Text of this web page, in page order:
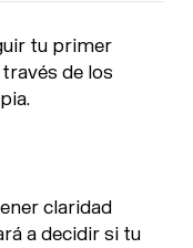
tu primer
de los
claridad
a decidir si tu